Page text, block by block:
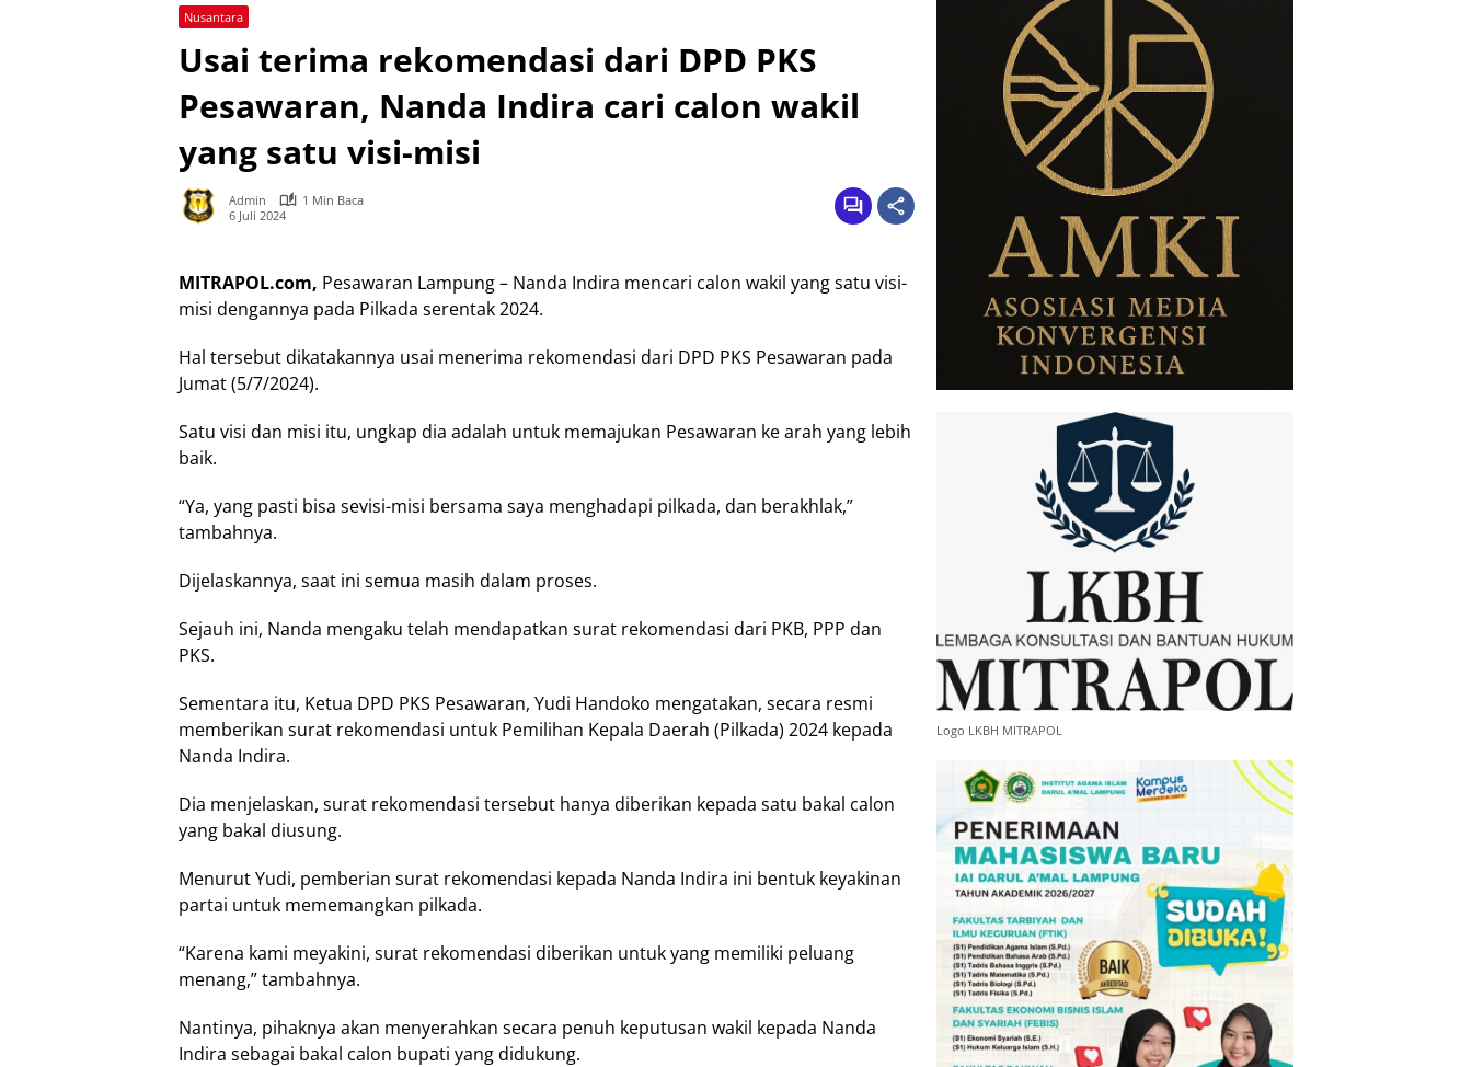
Nusantara
Usai terima rekomendasi dari DPD PKS
Pesawaran, Nanda Indira cari calon wakil
yang satu visi-misi
Admin
1 Min Baca
6 Juli 2024
MITRAPOL.com, Pesawaran Lampung – Nanda Indira mencari calon wakil yang satu visi-
misi dengannya pada Pilkada serentak 2024.
Hal tersebut dikatakannya usai menerima rekomendasi dari DPD PKS Pesawaran pada
Jumat (5/7/2024).
Satu visi dan misi itu, ungkap dia adalah untuk memajukan Pesawaran ke arah yang lebih
baik.
“Ya, yang pasti bisa sevisi-misi bersama saya menghadapi pilkada, dan berakhlak,”
tambahnya.
Dijelaskannya, saat ini semua masih dalam proses.
Sejauh ini, Nanda mengaku telah mendapatkan surat rekomendasi dari PKB, PPP dan
PKS.
Sementara itu, Ketua DPD PKS Pesawaran, Yudi Handoko mengatakan, secara resmi
memberikan surat rekomendasi untuk Pemilihan Kepala Daerah (Pilkada) 2024 kepada
Nanda Indira.
Dia menjelaskan, surat rekomendasi tersebut hanya diberikan kepada satu bakal calon
yang bakal diusung.
Menurut Yudi, pemberian surat rekomendasi kepada Nanda Indira ini bentuk keyakinan
partai untuk mememangkan pilkada.
“Karena kami meyakini, surat rekomendasi diberikan untuk yang memiliki peluang
menang,” tambahnya.
Nantinya, pihaknya akan menyerahkan secara penuh keputusan wakil kepada Nanda
Indira sebagai bakal calon bupati yang didukung.
Logo LKBH MITRAPOL